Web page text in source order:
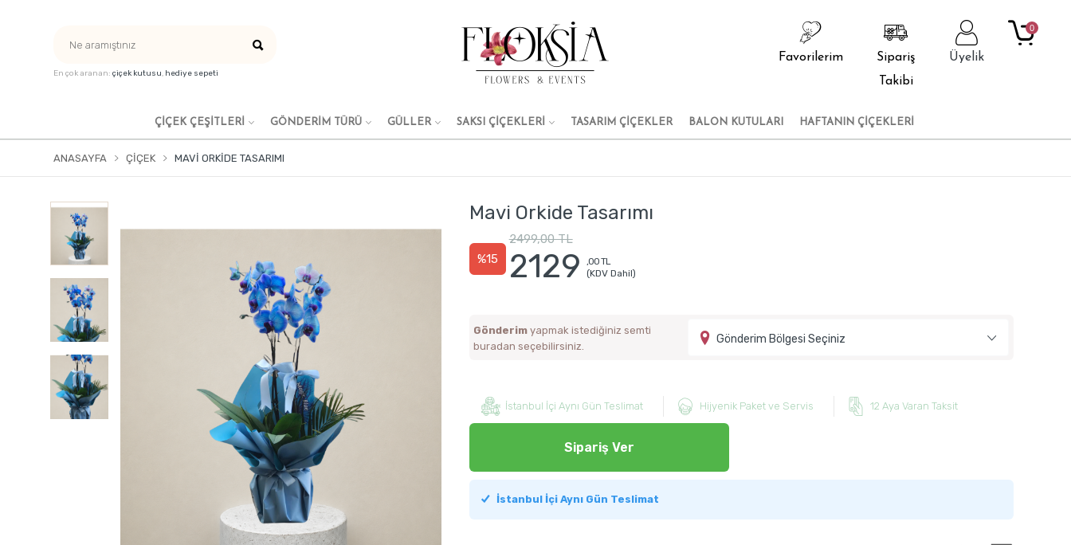
En çok aranan: çiçek kutusu, hediye sepeti
Favorilerim
Sipariş
Takibi
Üyelik
0
ÇIÇEK ÇEŞITLERI GÖNDERİM TÜRÜ GÜLLER SAKSI ÇİÇEKLERİ TASARIM ÇIÇEKLER BALON KUTULARI HAFTANIN ÇİÇEKLERİ
ANASAYFA ÇIÇEK MAVI ORKIDE TASARIMI
Mavi Orkide Tasarımı
%15
2499,00 TL
2129
,00 TL
(KDV Dahil)
Gönderimyapmak istediğiniz semti
buradan seçebilirsiniz.
Gönderim Bölgesi Seçiniz
İstanbul İçi Aynı Gün Teslimat Hijyenik Paket ve Servis 12 Aya Varan Taksit
Sipariş Ver
İstanbul İçi Aynı Gün Teslimat